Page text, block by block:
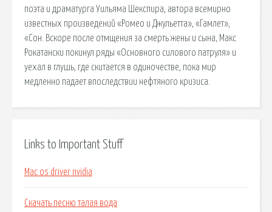
поэта и драматурга Уильяма Шекспира, автора всемирно
известных произведений «Ромео и Джульетта», «Гамлет»,
«Сон. Вскоре после отмщения за смерть жены и сына, Макс
Рокатански покинул ряды «Основного силового патруля» и
уехал в глушь, где скитается в одиночестве, пока мир
медленно падает впоследствии нефтяного кризиса.
Links to Important Stuff
Mac os driver nvidia
Скачать песню талая вода